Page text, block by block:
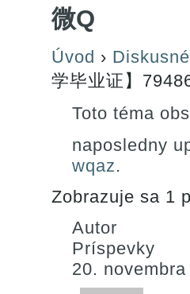
微Q
Úvod ›
学毕业证】
Toto téma
naposledny
wqaz.
Zobrazuje sa 1
Autor
Príspevky
20.